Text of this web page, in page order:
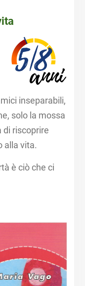
inseparabili,
solo la mossa
di riscoprire
alla vita.
è ciò che ci